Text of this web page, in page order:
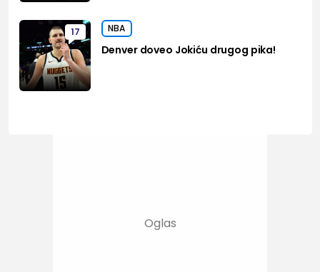
17 NBA
Denver doveo Jokiću drugog pika!